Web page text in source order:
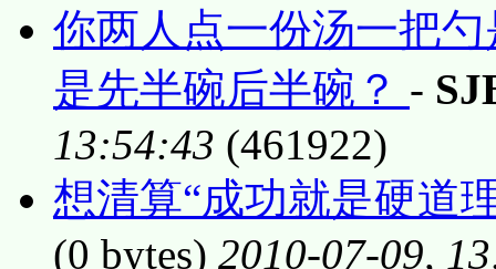
你两人点一份汤一把
是先半碗后半碗？ -
13:54:43 (461922)
想清算“成功就是硬道
(0 bytes) 2010-07-09,